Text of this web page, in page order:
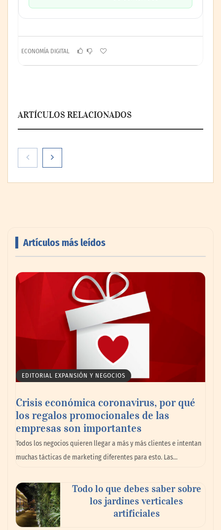
ECONOMÍA DIGITAL
ARTÍCULOS RELACIONADOS
pisos deportivos para gimnasios en México
La llanta más cara puede ser la que menos
cuesta: Michelin lo demuestra ante notario
Paso a paso: ¿cómo prepararse para la
transición a la jornada de 40 horas? Guía
InfoBlock
Artículos más leídos
EDITORIAL EXPANSIÓN Y NEGOCIOS
Crisis económica coronavirus, por qué
los regalos promocionales de las
empresas son importantes
Todos los negocios quieren llegar a más y más clientes e intentan
muchas tácticas de marketing diferentes para esto. Las…
Todo lo que debes saber sobre
los jardines verticales
artificiales